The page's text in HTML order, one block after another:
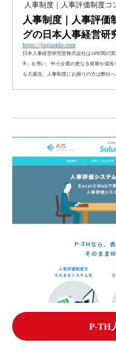
人事制度｜人事評価制度コ
人事制度｜人事評価
グの日本人事経営研
https://jinjiseido.com
日本人事経営研究室株式会社は14年間の
®」を用い、中小企業の更なる発展や成
も大盛況。人事制度にお困りの方は弊社へ
P-TH